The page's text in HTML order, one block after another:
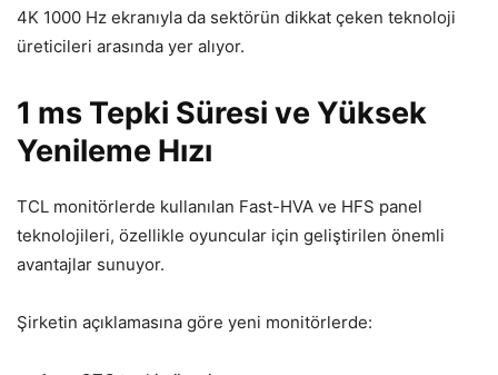
4K 1000 Hz ekranıyla da sektörün dikkat çeken teknoloji
üreticileri arasında yer alıyor.
1 ms Tepki Süresi ve Yüksek
Yenileme Hızı
TCL monitörlerde kullanılan Fast-HVA ve HFS panel
teknolojileri, özellikle oyuncular için geliştirilen önemli
avantajlar sunuyor.
Şirketin açıklamasına göre yeni monitörlerde: